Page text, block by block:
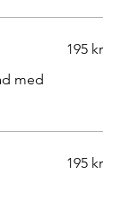
med
195 kr
195 kr